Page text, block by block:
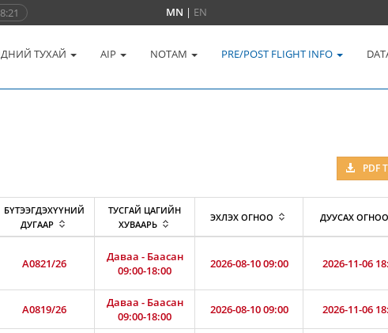
MN | EN
ТУХАЙ AIP NOTAM PRE/POST FLIGHT INFO
PDF
БҮТЭЭГДЭХҮҮНИЙ
ДУГААР
ТУСГАЙ ЦАГИЙН
ХУВААРЬ
ЭХЛЭХ ОГНОО ДУУСАХ ОГНОО
A0821/26
Даваа - Баасан
09:00-18:00
2026-08-10 09:00 2026-11-06
A0819/26
Даваа - Баасан
09:00-18:00
2026-08-10 09:00 2026-11-06